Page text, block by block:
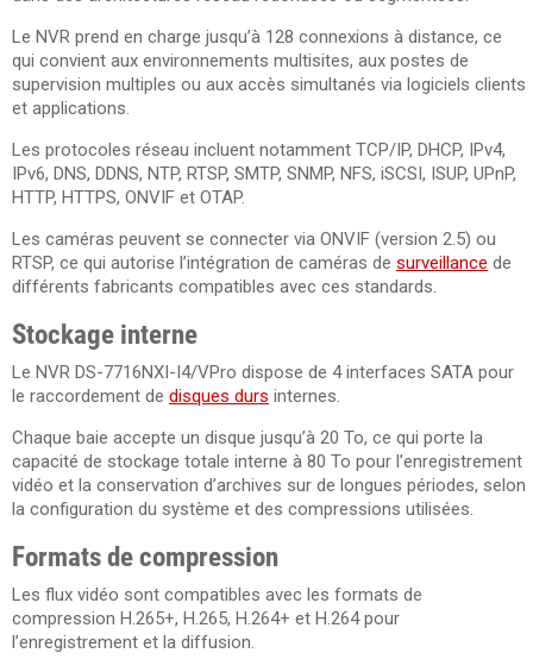
Le NVR prend en charge jusqu’à 128 connexions à distance, ce
qui convient aux environnements multisites, aux postes de
supervision multiples ou aux accès simultanés via logiciels clients
et applications.
Les protocoles réseau incluent notamment TCP/IP, DHCP, IPv4,
IPv6, DNS, DDNS, NTP, RTSP, SMTP, SNMP, NFS, iSCSI, ISUP, UPnP,
HTTP, HTTPS, ONVIF et OTAP.
Les caméras peuvent se connecter via ONVIF (version 2.5) ou
RTSP, ce qui autorise l’intégration de caméras de surveillance de
différents fabricants compatibles avec ces standards.
Stockage interne
Le NVR DS-7716NXI-I4/VPro dispose de 4 interfaces SATA pour
le raccordement de disques durs internes.
Chaque baie accepte un disque jusqu’à 20 To, ce qui porte la
capacité de stockage totale interne à 80 To pour l’enregistrement
vidéo et la conservation d’archives sur de longues périodes, selon
la configuration du système et des compressions utilisées.
Formats de compression
Les flux vidéo sont compatibles avec les formats de
compression H.265+, H.265, H.264+ et H.264 pour
l’enregistrement et la diffusion.